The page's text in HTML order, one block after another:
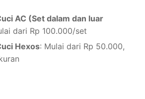
AC (Set dalam dan luar
dari Rp 100.000/set
Hexos: Mulai dari Rp 50.000,